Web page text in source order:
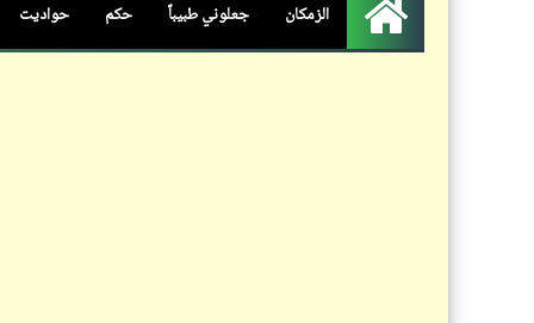
الرئيسية
الزمكان جعلوني طبيباً حكم حواديت